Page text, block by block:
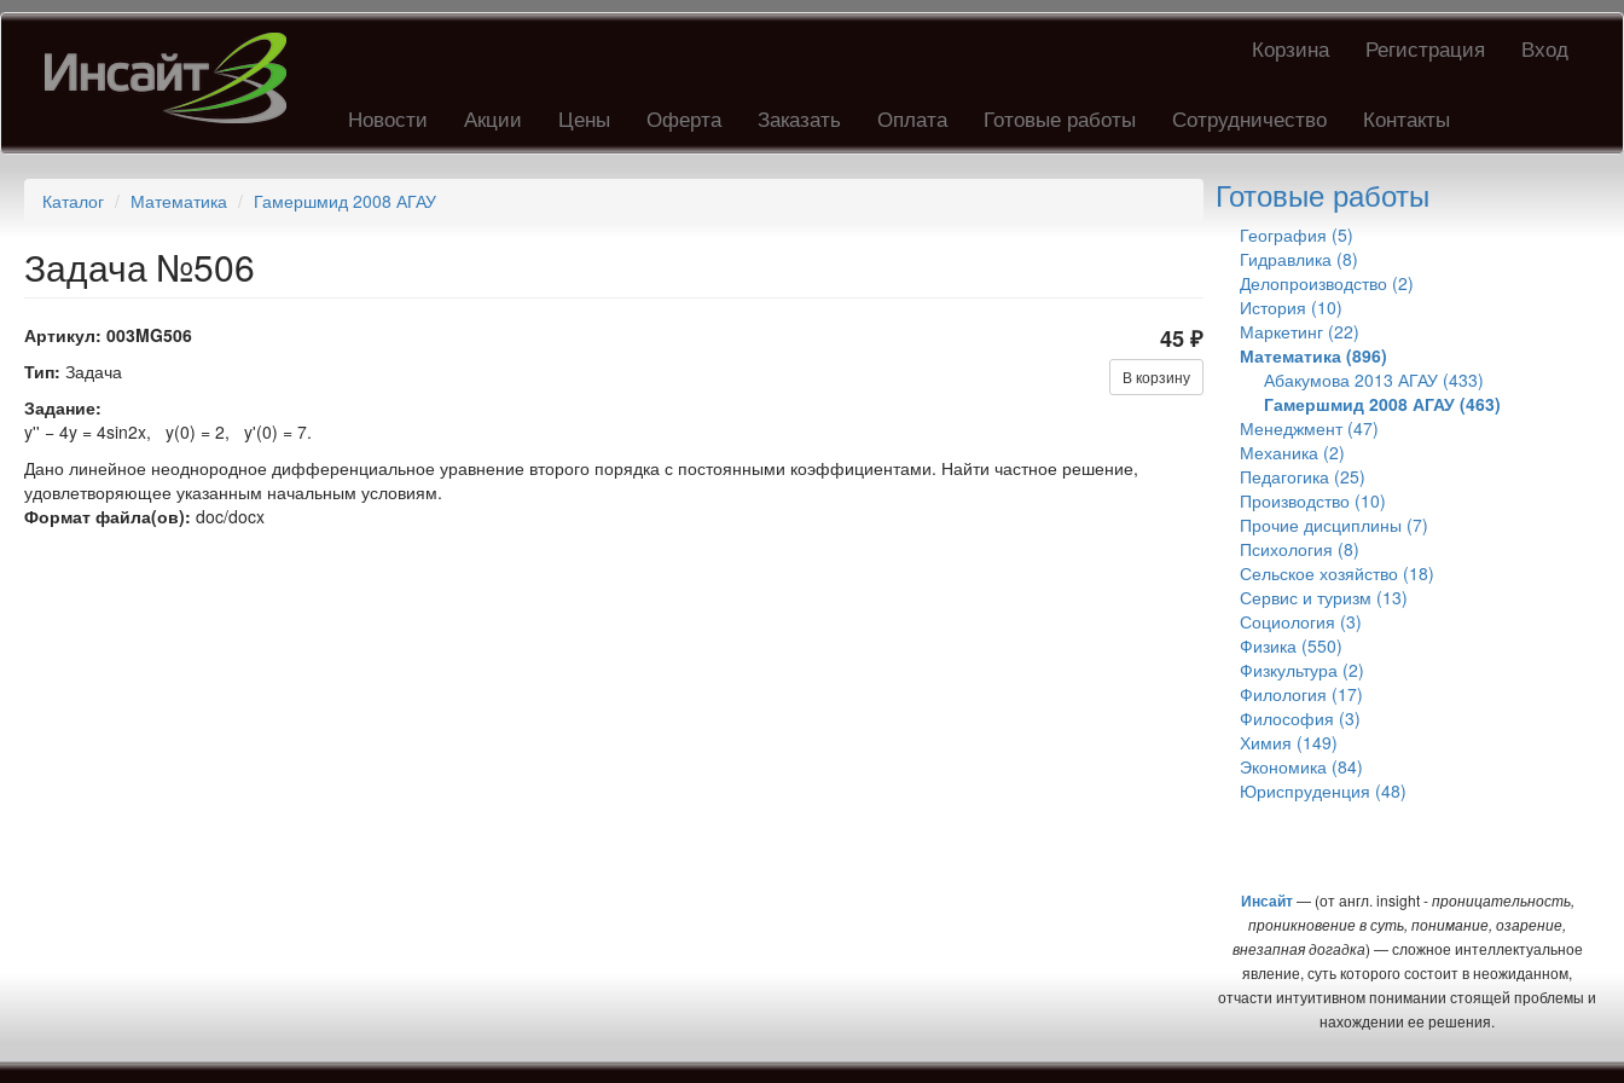
Перейти
основному
содержанию
Корзина Регистрация Вход
Новости Акции Цены Оферта Заказать Оплата Готовые работы Сотрудничество Контакты
Каталог Математика Гамершмид 2008 АГАУ
Задача №506
Артикул: 003MG506 45 ₽
В корзину
Тип: Задача
Задание:
y'' − 4y = 4sin2x, y(0) = 2, y'(0) = 7.
Дано линейное неоднородное дифференциальное уравнение второго порядка с постоянными коэффициентами. Найти частное решение,
удовлетворяющее указанным начальным условиям.
Формат файла(ов): doc/docx
Готовые работы
География (5)
Гидравлика (8)
Делопроизводство (2)
История (10)
Маркетинг (22)
Математика (896)
Абакумова 2013 АГАУ (433)
Гамершмид 2008 АГАУ (463)
Менеджмент (47)
Механика (2)
Педагогика (25)
Производство (10)
Прочие дисциплины (7)
Психология (8)
Сельское хозяйство (18)
Сервис и туризм (13)
Социология (3)
Физика (550)
Физкультура (2)
Филология (17)
Философия (3)
Химия (149)
Экономика (84)
Юриспруденция (48)
Инсайт— (от англ. insight -проницательность,
проникновение в суть, понимание, озарение,
внезапная догадка) — сложное интеллектуальное
явление, суть которого состоит в неожиданном,
отчасти интуитивном понимании стоящей проблемы и
нахождении ее решения.